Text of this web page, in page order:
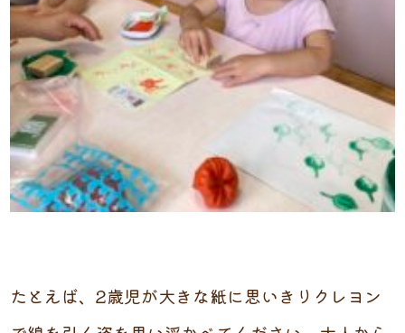
たとえば、2歳児が大きな紙に思いきりクレヨン